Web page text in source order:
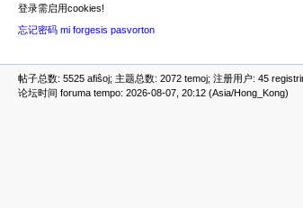
登录需启用cookies!
忘记密码 mi forgesis pasvorton
帖子总数: 5525 afiŝoj; 主题总数: 2072 temoj; 注册用户: 45
论坛时间 foruma tempo: 2026-08-07, 20:12 (Asia/Hong_Kong)